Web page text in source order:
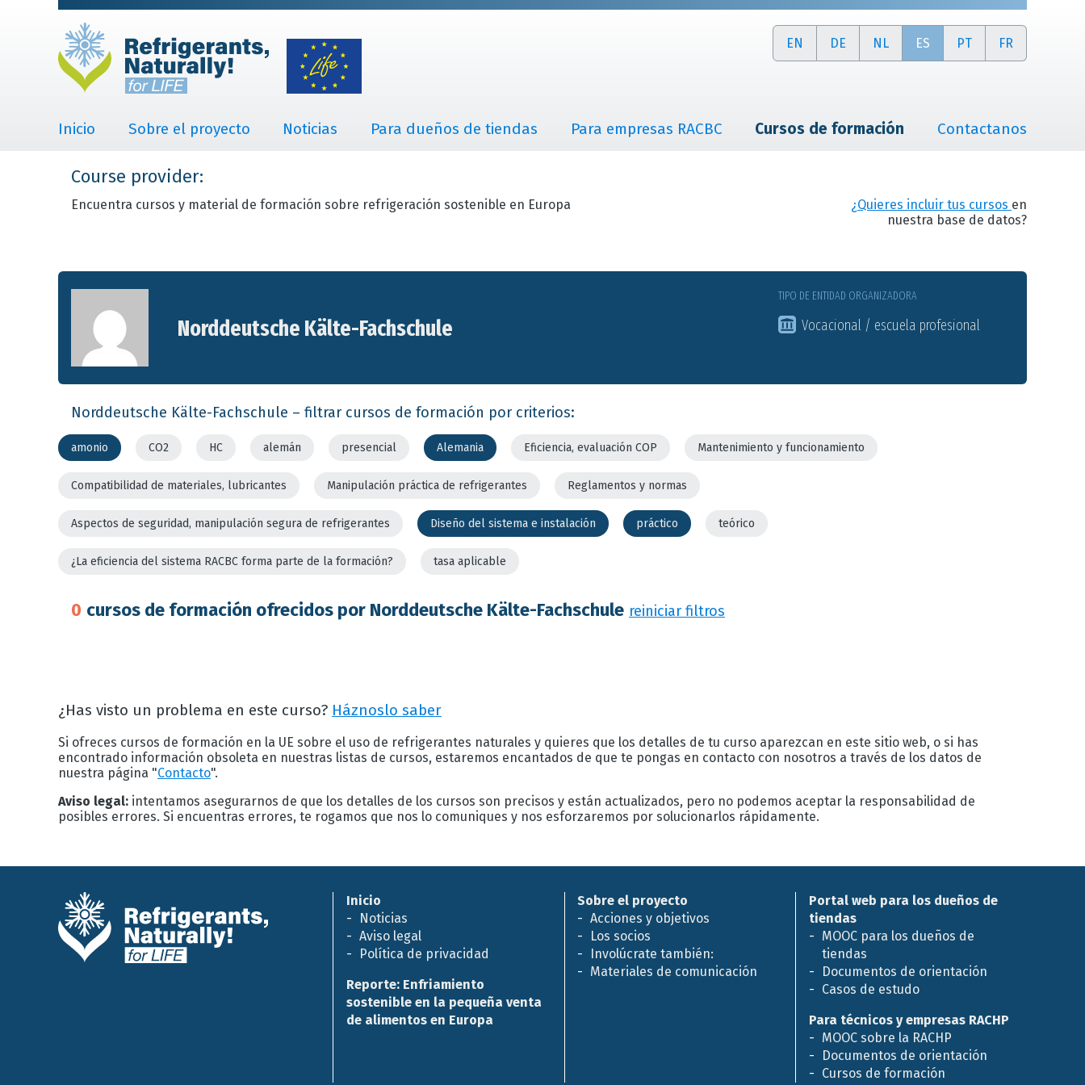
EN DE NL ES PT FR
Inicio Sobre el proyecto Noticias Para dueños de tiendas Para empresas RACBC Cursos de formación Contactanos
Course provider:
Encuentra cursos y material de formación sobre refrigeración sostenible en Europa ¿Quieres incluir tus cursos en
nuestra base de datos?
Norddeutsche Kälte-Fachschule
TIPO DE ENTIDAD ORGANIZADORA
Vocacional / escuela profesional
Norddeutsche Kälte-Fachschule – filtrar cursos de formación por criterios:
amonio CO2 HC alemán presencial Alemania Eficiencia, evaluación COP Mantenimiento y funcionamiento
Compatibilidad de materiales, lubricantes Manipulación práctica de refrigerantes Reglamentos y normas
Aspectos de seguridad, manipulación segura de refrigerantes Diseño del sistema e instalación práctico teórico
¿La eficiencia del sistema RACBC forma parte de la formación? tasa aplicable
0 cursos de formación ofrecidos por Norddeutsche Kälte-Fachschule reiniciar filtros
¿Has visto un problema en este curso? Háznoslo saber
Si ofreces cursos de formación en la UE sobre el uso de refrigerantes naturales y quieres que los detalles de tu curso aparezcan en este sitio web, o si has
encontrado información obsoleta en nuestras listas de cursos, estaremos encantados de que te pongas en contacto con nosotros a través de los datos de
nuestra página "Contacto".
Aviso legal: intentamos asegurarnos de que los detalles de los cursos son precisos y están actualizados, pero no podemos aceptar la responsabilidad de
posibles errores. Si encuentras errores, te rogamos que nos lo comuniques y nos esforzaremos por solucionarlos rápidamente.
Inicio
Noticias
Aviso legal
Política de privacidad
Reporte: Enfriamiento
sostenible en la pequeña venta
de alimentos en Europa
Sobre el proyecto
Acciones y objetivos
Los socios
Involúcrate también:
Materiales de comunicación
Portal web para los dueños de
tiendas
MOOC para los dueños de
tiendas
Documentos de orientación
Casos de estudo
Para técnicos y empresas RACHP
MOOC sobre la RACHP
Documentos de orientación
Cursos de formación